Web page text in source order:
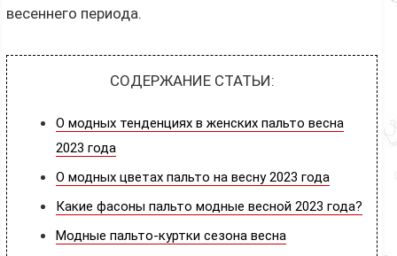
весеннего периода.
СОДЕРЖАНИЕ СТАТЬИ:
О модных тенденциях в женских пальто весна
2023 года
О модных цветах пальто на весну 2023 года
Какие фасоны пальто модные весной 2023 года?
Модные пальто-куртки сезона весна